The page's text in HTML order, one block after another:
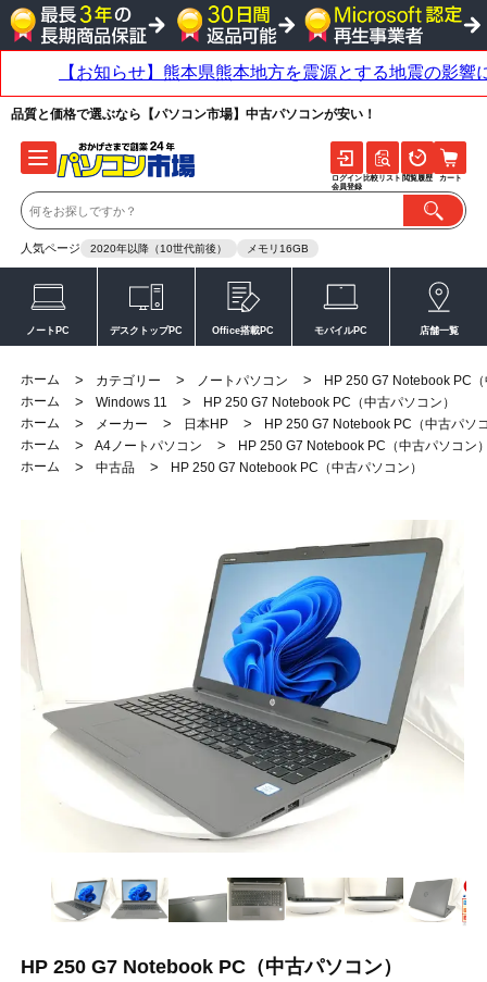
品質と価格で選ぶなら【パソコン市場】中古パソコンが安い！
人気ページ 2020年以降（10世代前後） メモリ16GB
ログイン
会員登録
比較リスト 閲覧履歴 カート
ノートPC デスクトップPC Office搭載PC モバイルPC 店舗一覧
ホーム > カテゴリー > ノートパソコン >
HP 250 G7 Notebook PC
ホーム
> Windows 11 >
HP 250 G7 Notebook PC（中古パソコン）
ホーム
> メーカー > 日本HP >
HP 250 G7 Notebook PC（中古パソ
ホーム
> A4ノートパソコン >
HP 250 G7 Notebook PC（中古パソコン
ホーム
> 中古品 > HP 250 G7 Notebook PC（中古パソコン）
HP 250 G7 Notebook PC（中古パソコン）